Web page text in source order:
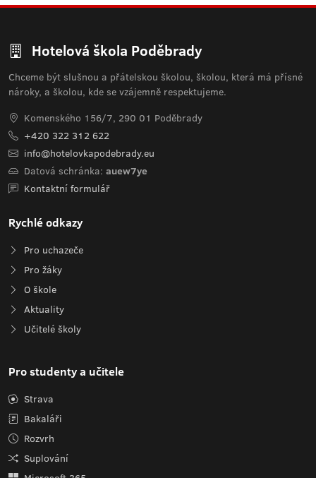
Hotelová škola Poděbrady
Chceme být slušnou a přátelskou školou, školou, která má přísné
nároky, a školou, kde se vzájemně respektujeme.
Komenského 156/7, 290 01 Poděbrady
+420 322 312 622
info@hotelovkapodebrady.eu
Datová schránka: auew7ye
Kontaktní formulář
Rychlé odkazy
Pro uchazeče
Pro žáky
O škole
Aktuality
Učitelé školy
Pro studenty a učitele
Strava
Bakaláři
Rozvrh
Suplování